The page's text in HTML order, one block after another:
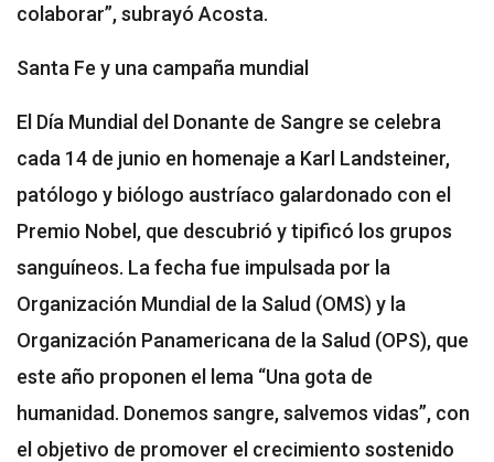
colaborar”, subrayó Acosta.
Santa Fe y una campaña mundial
El Día Mundial del Donante de Sangre se celebra
cada 14 de junio en homenaje a Karl Landsteiner,
patólogo y biólogo austríaco galardonado con el
Premio Nobel, que descubrió y tipificó los grupos
sanguíneos. La fecha fue impulsada por la
Organización Mundial de la Salud (OMS) y la
Organización Panamericana de la Salud (OPS), que
este año proponen el lema “Una gota de
humanidad. Donemos sangre, salvemos vidas”, con
el objetivo de promover el crecimiento sostenido